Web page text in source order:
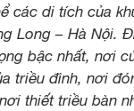
các di tích của
Long – Hà Nội.
bậc nhất, nơi
triều đình, nơi
thiết triều bàn